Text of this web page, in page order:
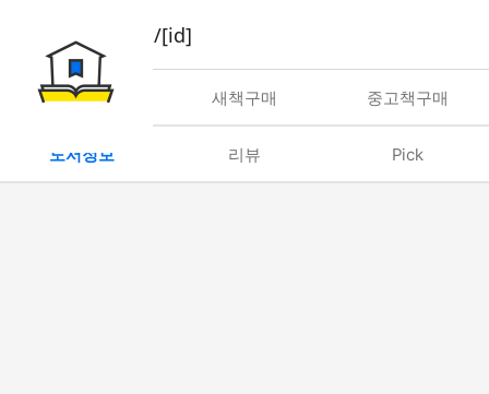
book/rent/[id]
대여 새책구매 중고책구매
도서정보 리뷰 Pick